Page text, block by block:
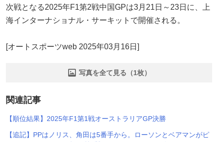
次戦となる2025年F1第2戦中国GPは3月21日～23日に、上
海インターナショナル・サーキットで開催される。
[オートスポーツweb 2025年03月16日]
写真を全て見る（1枚）
関連記事
【順位結果】2025年F1第1戦オーストラリアGP決勝
【追記】PPはノリス、角田は5番手から。ローソンとベアマンがピ